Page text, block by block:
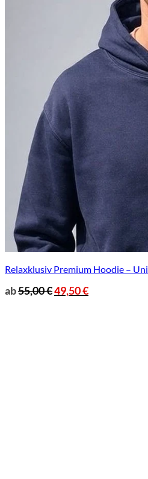
Relaxklusiv Premium Hoodie –
ab55,00€49,50€